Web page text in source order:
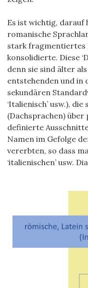
Es ist wichtig, darauf
romanische
stark fragmentiertes
konsolidierte. Diese
denn sie sind älter
entstehenden und in
sekundären
‘Italienisch’ usw.),
(Dachsprachen)
definierte
Namen im Gefolge
vererbten, so dass
‘italienischen’ usw.